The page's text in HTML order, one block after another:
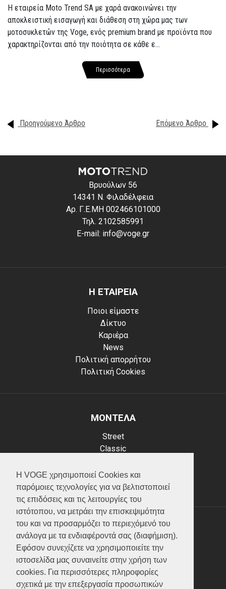
Η VOGE χρησιμοποιεί Cookies και
παρόμοιες τεχνολογίες για να βελτιστοποιεί
τις επιδόσεις και τις λειτουργίες του
ιστότοπου, να μετράει την επισκεψιμότητα
του και να προσαρμόζει το περιεχόμενό του
ανάλογα με τα ενδιαφέροντά σας (διαφήμιση).
Εφόσον συνεχίζετε να χρησιμοποιείτε την
ιστοσελίδα μας συναινείτε στην χρήση των
cookies. Για περισσότερες πληροφορίες
σχετικά με την επεξεργασία προσωπικών
Η εταιρεία Moto Trend SA με χαρά ανακοινώνει την
αποκλειστική εισαγωγή και διάθεση στη χώρα μας των
μοτοσυκλετών της Voge, ενός premium brand με προϊόντα που
χαρακτηρίζονται από την ποιότητα σε κάθε ε...
Περισσότερα
Προηγούμενο Άρθρο Επόμενο Άρθρο
Βρυούλων 56
14341 Ν. Φιλαδέλφεια
Αρ. Γ.Ε.ΜΗ 002466101000
Τηλ. 2102585991
E-mail: info@voge.gr
Η ΕΤΑΙΡΕΙΑ
Ποιοι είμαστε
Δίκτυο
Καριέρα
News
Πολιτική απορρήτου
Πολιτική Cookies
ΜΟΝΤΕΛΑ
Street
Classic
Scooter
ATV (Loncin)
ΥΠΗΡΕΣΙΕΣ
Test ride
Επικοινωνία
Service
Κατάλογος